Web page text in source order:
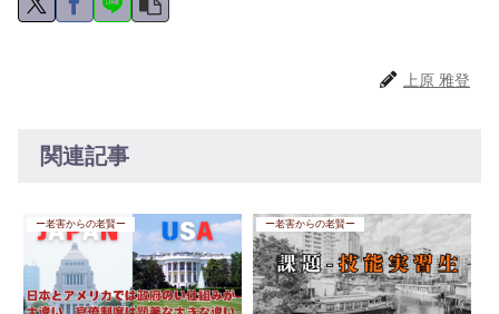
上原 雅登
関連記事
ー老害からの老賢ー ー老害からの老賢ー